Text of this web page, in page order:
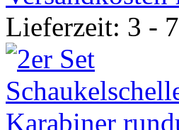
Lieferzeit: 3 -